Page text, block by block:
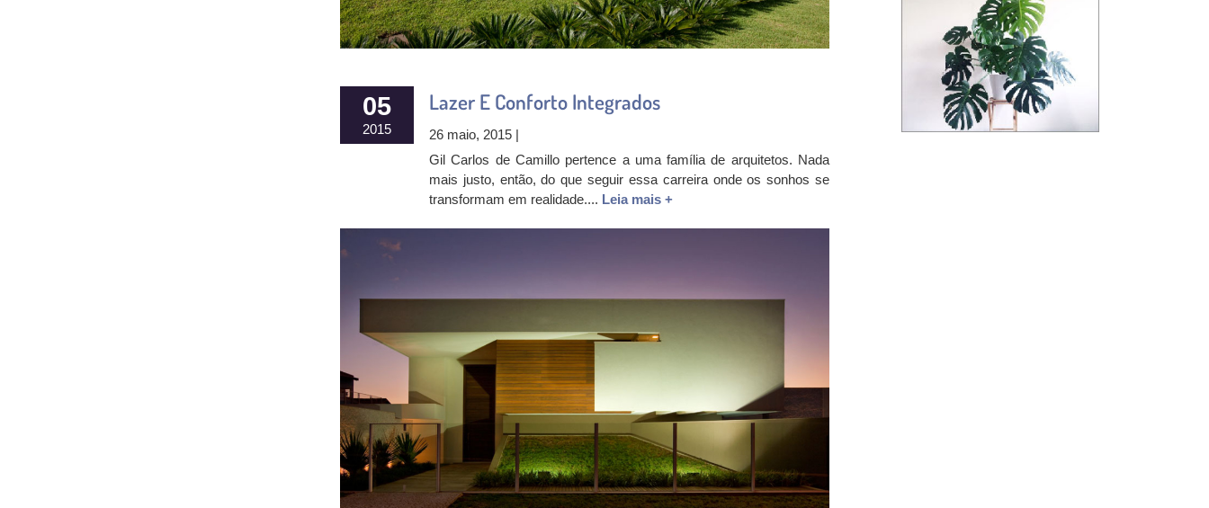
05
2015
Lazer E Conforto Integrados
26 maio, 2015 |
Gil Carlos de Camillo pertence a uma família de arquitetos. Nada
mais justo, então, do que seguir essa carreira onde os sonhos se
transformam em realidade.... Leia mais +